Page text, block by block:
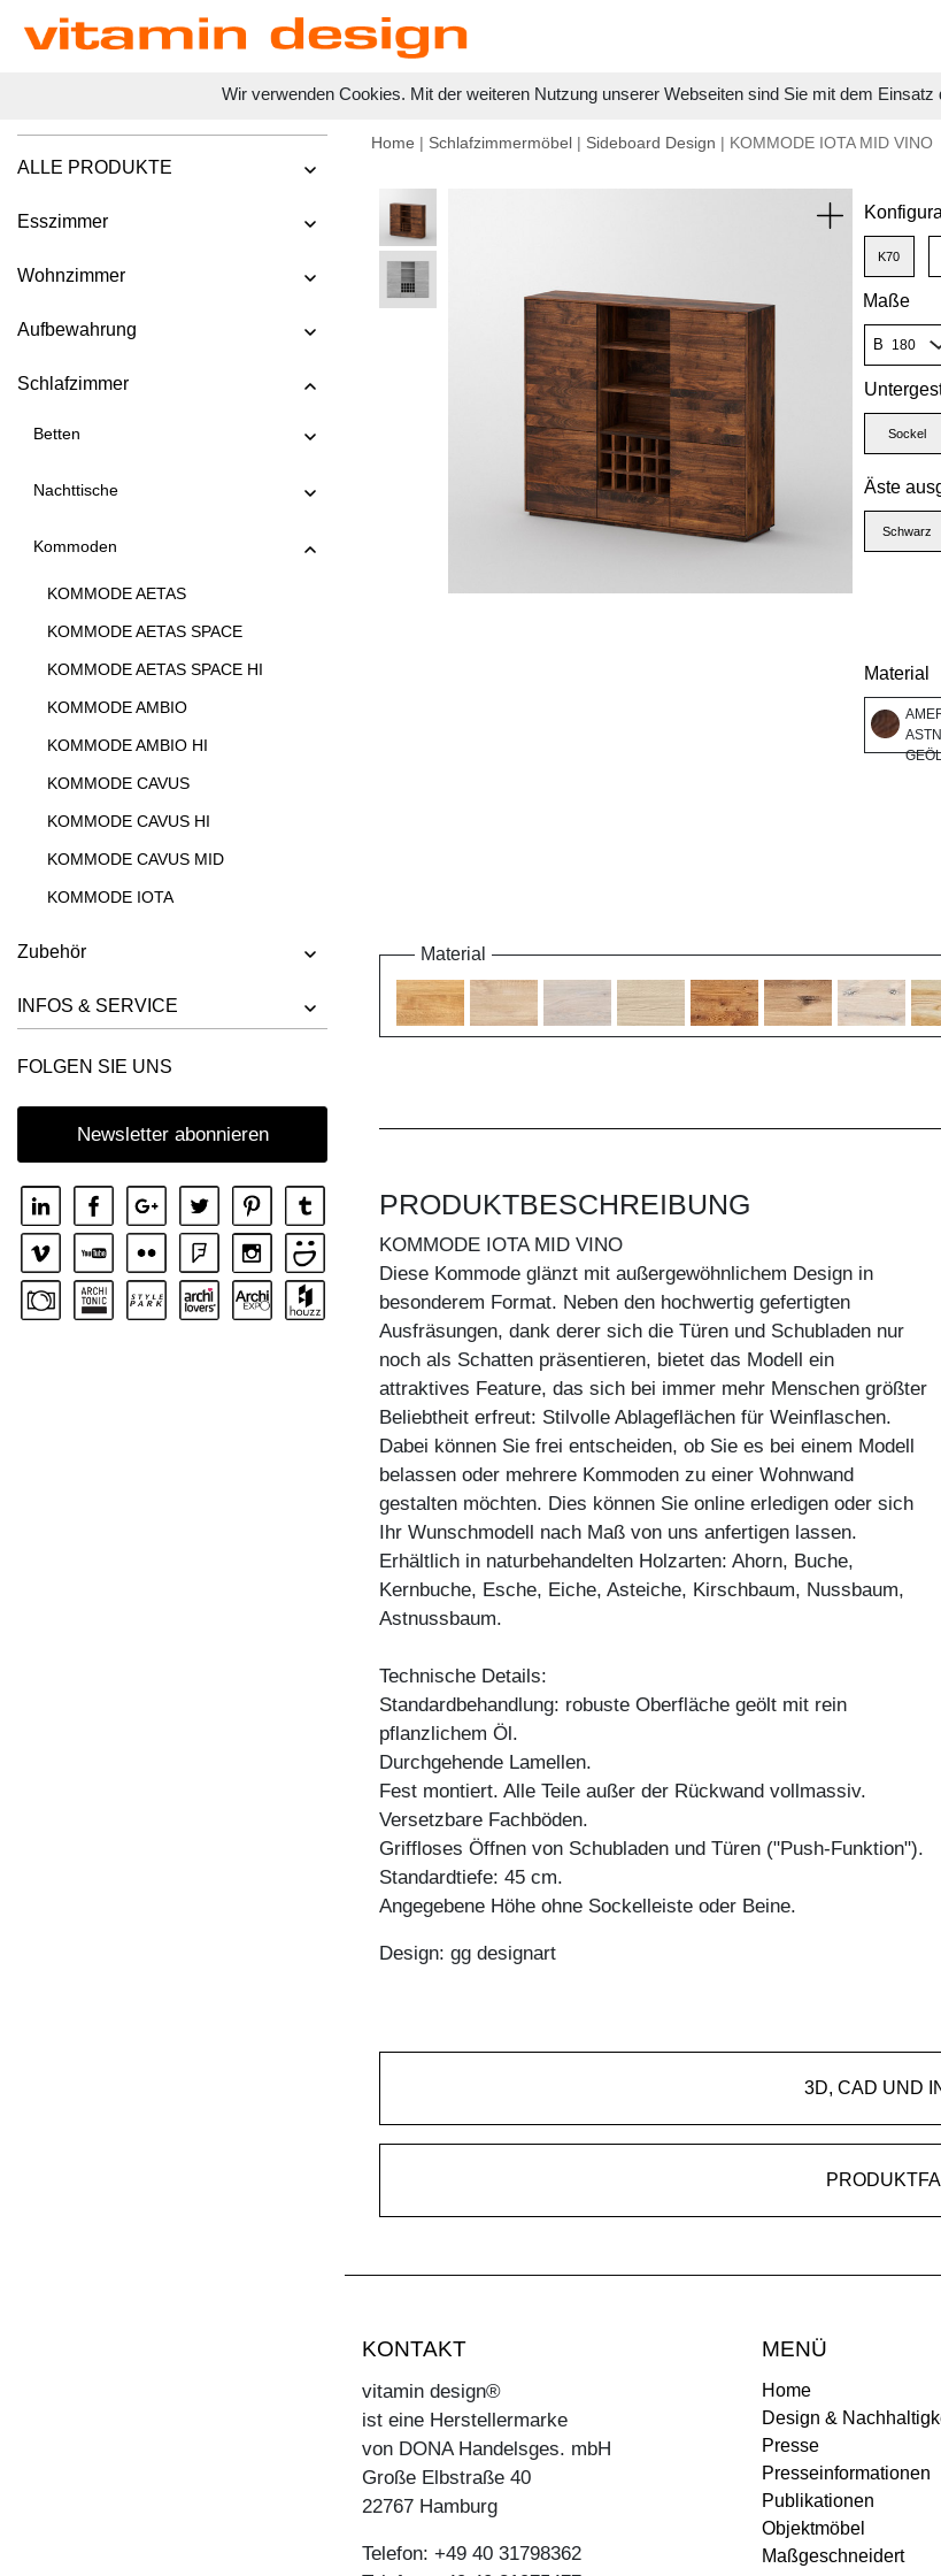
Wir verwenden Cookies. Mit der weiteren Nutzung unserer Webseiten sind Sie mit dem
ALLE PRODUKTE
Esszimmer
Wohnzimmer
Aufbewahrung
Schlafzimmer
Betten
Nachttische
Kommoden
KOMMODE AETAS
KOMMODE AETAS SPACE
KOMMODE AETAS SPACE HI
KOMMODE AMBIO
KOMMODE AMBIO HI
KOMMODE CAVUS
KOMMODE CAVUS HI
KOMMODE CAVUS MID
KOMMODE IOTA
KOMMODE IOTA MID
KOMMODE IOTA TV
KOMMODE IOTA WALL
KOMMODE IOTA WALL H
KOMMODE IOTA WALL V
KOMMODE LINEA
KOMMODE LINEA HI
Zubehör
INFOS & SERVICE
FOLGEN SIE UNS
Newsletter abonnieren
Home | Schlafzimmermöbel | Sideboard Design | KOMMODE IOTA MID VINO
K70
Maße
B
Sockel
Äste
Schwarz
Material
Material
PRODUKTBESCHREIBUNG
KOMMODE IOTA MID VINO
Diese Kommode glänzt mit außergewöhnlichem Design in
besonderem Format. Neben den hochwertig gefertigten
Ausfräsungen, dank derer sich die Türen und Schubladen nur
noch als Schatten präsentieren, bietet das Modell ein
attraktives Feature, das sich bei immer mehr Menschen größter
Beliebtheit erfreut: Stilvolle Ablageflächen für Weinflaschen.
Dabei können Sie frei entscheiden, ob Sie es bei einem Modell
belassen oder mehrere Kommoden zu einer Wohnwand
gestalten möchten. Dies können Sie online erledigen oder sich
Ihr Wunschmodell nach Maß von uns anfertigen lassen.
Erhältlich in naturbehandelten Holzarten: Ahorn, Buche,
Kernbuche, Esche, Eiche, Asteiche, Kirschbaum, Nussbaum,
Astnussbaum.
Technische Details:
Standardbehandlung: robuste Oberfläche geölt mit rein
pflanzlichem Öl.
Durchgehende Lamellen.
Fest montiert. Alle Teile außer der Rückwand vollmassiv.
Versetzbare Fachböden.
Griffloses Öffnen von Schubladen und Türen ("Push-Funktion").
Standardtiefe: 45 cm.
Angegebene Höhe ohne Sockelleiste oder Beine.
Design: gg designart
3D, CAD UND
KONTAKT
vitamin design®
ist eine Herstellermarke
von DONA Handelsges. mbH
Große Elbstraße 40
22767 Hamburg
Telefon: +49 40 31798362
MENÜ
Home
Design &
Presse
Presseinformationen
Publikationen
Objektmöbel
Maßgeschneidert